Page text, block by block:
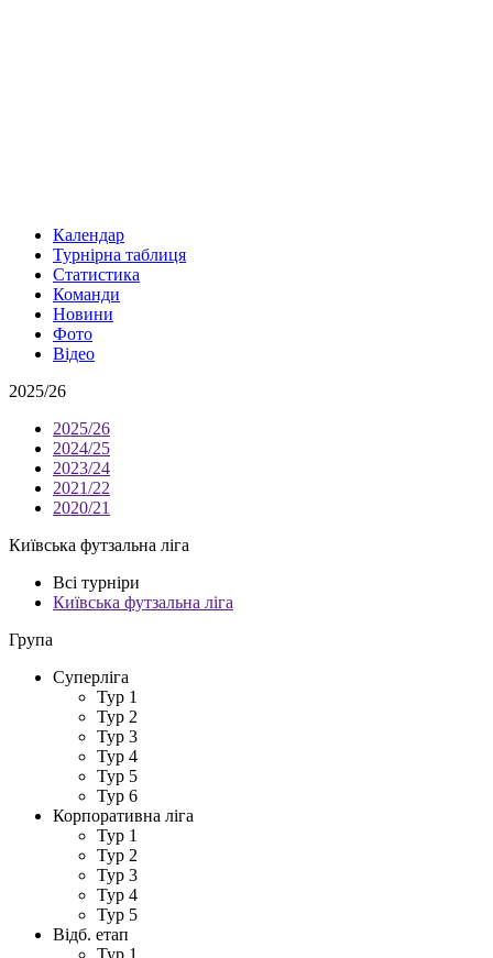
Календар
Турнірна таблиця
Статистика
Команди
Новини
Фото
Відео
2025/26
2025/26
2024/25
2023/24
2021/22
2020/21
Київська футзальна ліга
Всі турніри
Київська футзальна ліга
Група
Суперліга
Тур 1
Тур 2
Тур 3
Тур 4
Тур 5
Тур 6
Корпоративна ліга
Тур 1
Тур 2
Тур 3
Тур 4
Тур 5
Відб. етап
Тур 1